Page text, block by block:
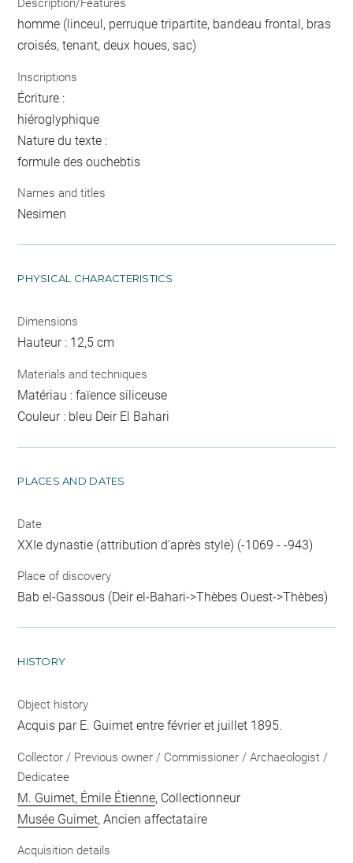
Description/Features
homme (linceul, perruque tripartite, bandeau frontal, bras
croisés, tenant, deux houes, sac)
Inscriptions
Écriture :
hiéroglyphique
Nature du texte :
formule des ouchebtis
Names and titles
Nesimen
PHYSICAL CHARACTERISTICS
Dimensions
Hauteur : 12,5 cm
Materials and techniques
Matériau : faïence siliceuse
Couleur : bleu Deir El Bahari
PLACES AND DATES
Date
XXIe dynastie (attribution d'après style) (-1069 - -943)
Place of discovery
Bab el-Gassous (Deir el-Bahari->Thèbes Ouest->Thèbes)
HISTORY
Object history
Acquis par E. Guimet entre février et juillet 1895.
Collector / Previous owner / Commissioner / Archaeologist /
Dedicatee
M. Guimet, Émile Étienne, Collectionneur
Musée Guimet, Ancien affectataire
Acquisition details